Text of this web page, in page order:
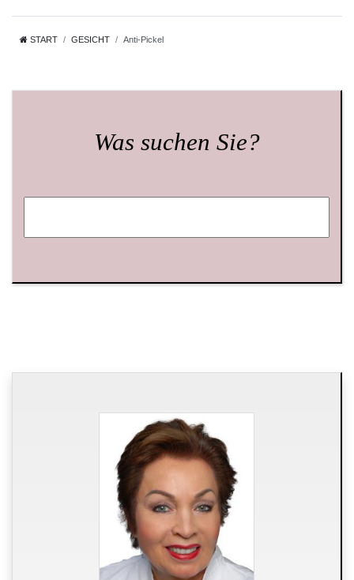
START GESICHT Anti-Pickel
Was suchen Sie?